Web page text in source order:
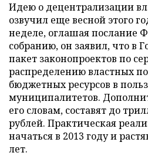
Идею о децентрализации
озвучил еще весной этого
неделе, оглашая послание
собранию, он заявил, что в
пакет законопроектов по
распределению властных
бюджетных ресурсов в
муниципалитетов.
его словам, составят до
рублей. Практическая
начаться в 2013 году и
лет.